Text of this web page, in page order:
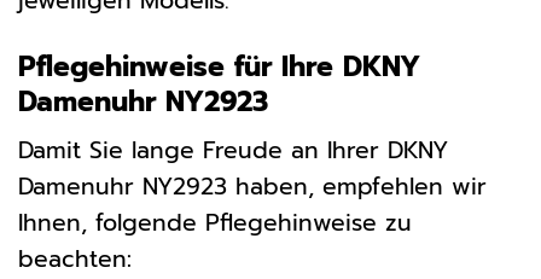
Pflegehinweise für Ihre DKNY
Damenuhr NY2923
Damit Sie lange Freude an Ihrer DKNY
Damenuhr NY2923 haben, empfehlen wir
Ihnen, folgende Pflegehinweise zu
beachten: